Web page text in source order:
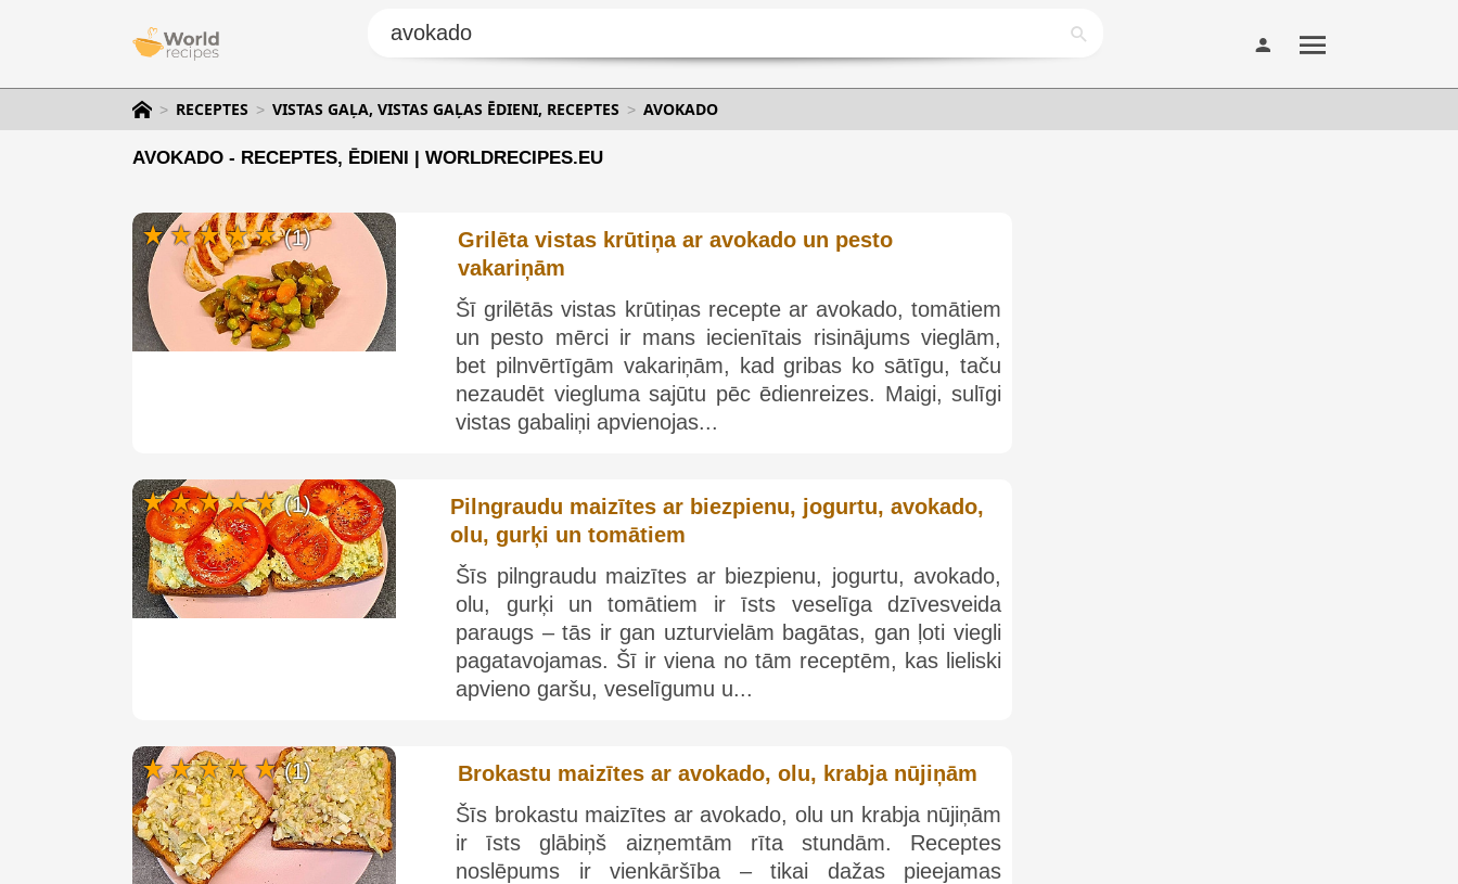
RECEPTES VISTAS GAĻA, VISTAS GAĻAS ĒDIENI, RECEPTES AVOKADO
AVOKADO - RECEPTES, ĒDIENI | WORLDRECIPES.EU
Grilēta vistas krūtiņa ar avokado un pesto
vakariņām
Šī grilētās vistas krūtiņas recepte ar avokado, tomātiem
un pesto mērci ir mans iecienītais risinājums vieglām,
bet pilnvērtīgām vakariņām, kad gribas ko sātīgu, taču
nezaudēt viegluma sajūtu pēc ēdienreizes. Maigi, sulīgi
vistas gabaliņi apvienojas...
(1)
Pilngraudu maizītes ar biezpienu, jogurtu, avokado,
olu, gurķi un tomātiem
Šīs pilngraudu maizītes ar biezpienu, jogurtu, avokado,
olu, gurķi un tomātiem ir īsts veselīga dzīvesveida
paraugs – tās ir gan uzturvielām bagātas, gan ļoti viegli
pagatavojamas. Šī ir viena no tām receptēm, kas lieliski
apvieno garšu, veselīgumu u...
(1)
Brokastu maizītes ar avokado, olu, krabja nūjiņām
Šīs brokastu maizītes ar avokado, olu un krabja nūjiņām
ir īsts glābiņš aizņemtām rīta stundām. Receptes
noslēpums ir vienkāršība – tikai dažas pieejamas
(1)